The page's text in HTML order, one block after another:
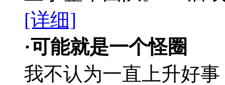
[详细]
·可能就是一个怪圈
我不认为一直上升好